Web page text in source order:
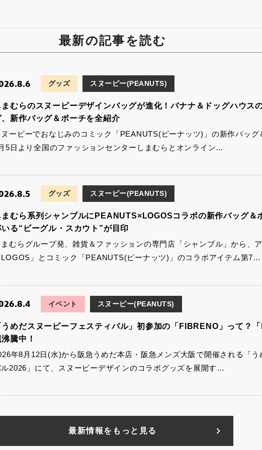
最新の記事を読む
グッズ スヌーピー(PEANUTS)
まむらのスヌーピーデザインバッグが進化！バナナ＆ドッグハウス
、新作バッグ＆ポーチを全紹介
ーピーでおなじみのコミック「PEANUTS(ピーナッツ)」の新作バッ
5日より全国のファッションセンターしまむらとオンライン…
グッズ スヌーピー(PEANUTS)
まむら系列シャンブルにPEANUTS×LOGOSコラボの新作バッグ＆
いる“ビーグル・スカウト”が目印
むらグループ発、雑貨＆ファッションの専門店「シャンブル」から、
」とコミック「PEANUTS(ピーナッツ)」のコラボアイテム第7…
イベント スヌーピー(PEANUTS)
うめだスヌーピーフェスティバル」初参加の「FIBRENO」って？
騰中！
年8月12日(水)から阪急うめだ本店・阪急メンズ大阪で開催される「う
2026」にて、スヌーピーデザインのコラボグッズを展開す…
最新情報をもっと見る